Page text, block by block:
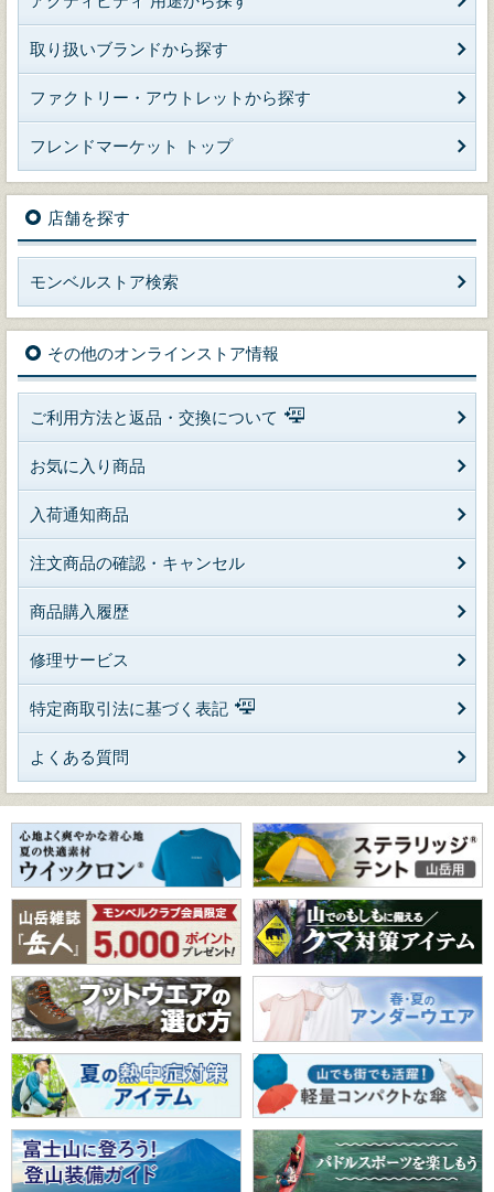
取り扱いブランドから探す
ファクトリー・アウトレットから探す
フレンドマーケット トップ
店舗を探す
モンベルストア検索
その他のオンラインストア情報
ご利用方法と返品・交換について
お気に入り商品
入荷通知商品
注文商品の確認・キャンセル
商品購入履歴
修理サービス
特定商取引法に基づく表記
よくある質問